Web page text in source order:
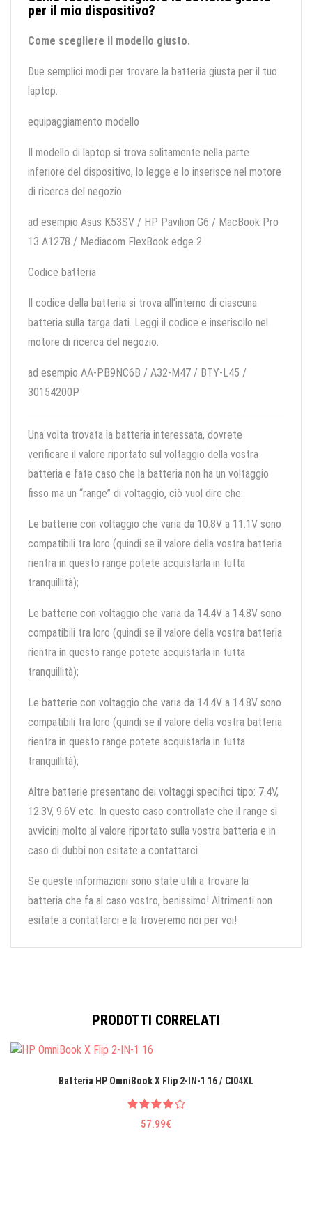
per il mio dispositivo?
Come scegliere il modello giusto.
Due semplici modi per trovare la batteria giusta per il tuo
laptop.
equipaggiamento modello
Il modello di laptop si trova solitamente nella parte
inferiore del dispositivo, lo legge e lo inserisce nel motore
di ricerca del negozio.
ad esempio Asus K53SV / HP Pavilion G6 / MacBook Pro
13 A1278 / Mediacom FlexBook edge 2
Codice batteria
Il codice della batteria si trova all'interno di ciascuna
batteria sulla targa dati. Leggi il codice e inseriscilo nel
motore di ricerca del negozio.
ad esempio AA-PB9NC6B / A32-M47 / BTY-L45 /
30154200P
Una volta trovata la batteria interessata, dovrete
verificare il valore riportato sul voltaggio della vostra
batteria e fate caso che la batteria non ha un voltaggio
fisso ma un “range” di voltaggio, ciò vuol dire che:
Le batterie con voltaggio che varia da 10.8V a 11.1V sono
compatibili tra loro (quindi se il valore della vostra batteria
rientra in questo range potete acquistarla in tutta
tranquillità);
Le batterie con voltaggio che varia da 14.4V a 14.8V sono
compatibili tra loro (quindi se il valore della vostra batteria
rientra in questo range potete acquistarla in tutta
tranquillità);
Le batterie con voltaggio che varia da 14.4V a 14.8V sono
compatibili tra loro (quindi se il valore della vostra batteria
rientra in questo range potete acquistarla in tutta
tranquillità);
Altre batterie presentano dei voltaggi specifici tipo: 7.4V,
12.3V, 9.6V etc. In questo caso controllate che il range si
avvicini molto al valore riportato sulla vostra batteria e in
caso di dubbi non esitate a contattarci.
Se queste informazioni sono state utili a trovare la
batteria che fa al caso vostro, benissimo! Altrimenti non
esitate a contattarci e la troveremo noi per voi!
PRODOTTI CORRELATI
Batteria HP OmniBook X Flip 2-IN-1 16 / CI04XL
57.99€